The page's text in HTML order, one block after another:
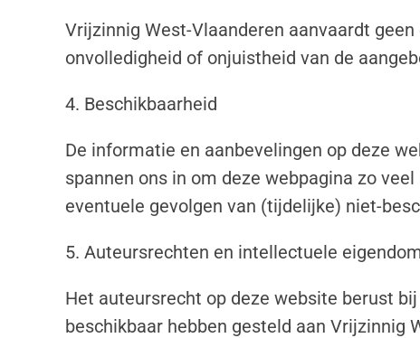
Vrijzinnig West-Vlaanderen aanvaardt
onvolledigheid of onjuistheid van de
4. Beschikbaarheid
De informatie en aanbevelingen op deze
spannen ons in om deze webpagina zo
eventuele gevolgen van (tijdelijke) niet-
5. Auteursrechten en intellectuele
Het auteursrecht op deze website berust
beschikbaar hebben gesteld aan Vrijzinnig